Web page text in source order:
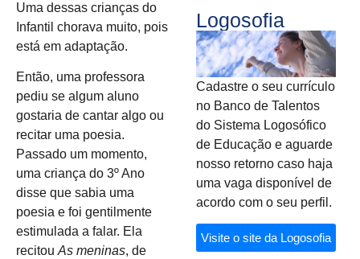
Uma dessas crianças do
Infantil chorava muito, pois
está em adaptação.
Então, uma professora
pediu se algum aluno
gostaria de cantar algo ou
recitar uma poesia.
Passado um momento,
uma criança do 3º Ano
disse que sabia uma
poesia e foi gentilmente
estimulada a falar. Ela
recitouAs meninas, de
Logosofia
Cadastre o seu currículo
no Banco de Talentos
do Sistema Logosófico
de Educação e aguarde
nosso retorno caso haja
uma vaga disponível de
acordo com o seu perfil.
Visite o site da Logosofia